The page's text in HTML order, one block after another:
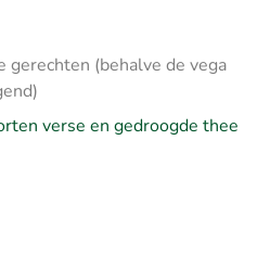
gerechten (behalve de vega
verse en gedroogde thee